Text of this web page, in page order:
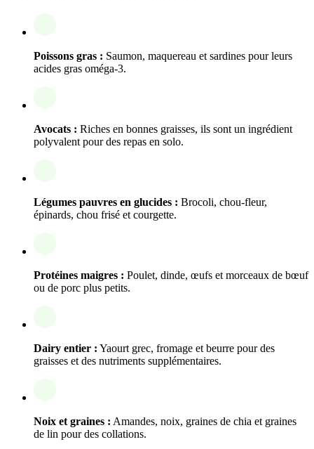
Poissons gras : Saumon, maquereau et sardines pour leurs
acides gras oméga-3.
Avocats : Riches en bonnes graisses, ils sont un ingrédient
polyvalent pour des repas en solo.
Légumes pauvres en glucides : Brocoli, chou-fleur,
épinards, chou frisé et courgette.
Protéines maigres : Poulet, dinde, œufs et morceaux de bœuf
ou de porc plus petits.
Dairy entier : Yaourt grec, fromage et beurre pour des
graisses et des nutriments supplémentaires.
Noix et graines : Amandes, noix, graines de chia et graines
de lin pour des collations.